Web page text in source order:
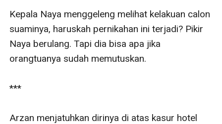
Kepala Naya menggeleng melihat kelakuan calon
suaminya, haruskah pernikahan ini terjadi? Pikir
Naya berulang. Tapi dia bisa apa jika
orangtuanya sudah memutuskan.
***
Arzan menjatuhkan dirinya di atas kasur hotel